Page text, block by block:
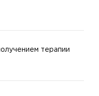
терапии